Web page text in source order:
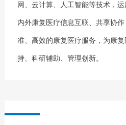
网、云计算、人工智能等技术，
内外康复医疗信息互联、共享协
准、高效的康复医疗服务，为康
持、科研辅助、管理创新。